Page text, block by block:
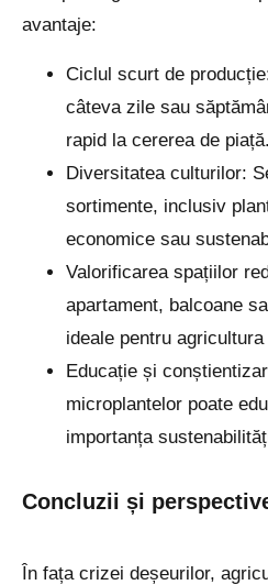
avantaje:
Ciclul scurt de
câteva zile sau
rapid la cererea de piață.
Diversitatea culturilor:
sortimente, inclusiv
economice sau
Valorificarea spațiilor
apartament, balcoane
ideale pentru agricultura
Educație și
microplantelor poate
importanța
Concluzii și
În fața crizei deșeurilor,